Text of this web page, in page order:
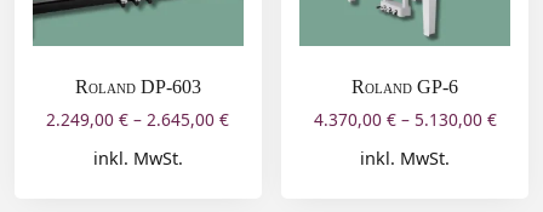
Roland DP-603
2.249,00€ – 2.645,00€
inkl. MwSt.
Roland GP-6
4.370,00 €– 5.130,00 €
inkl. MwSt.